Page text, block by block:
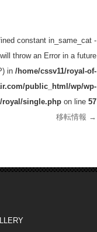
constant in_same_cat -
throw an Error in a future
in /home/cssv11/royal-of-
public_html/wp/wp-
royal/single.php on line 57
移転情報 →